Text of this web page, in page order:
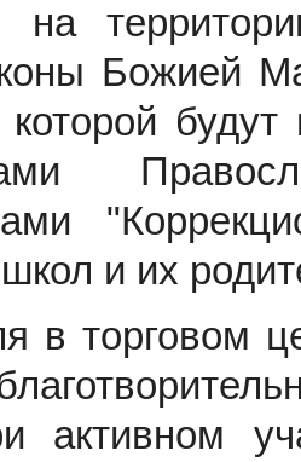
на
Божией
и их
в торговом
активном